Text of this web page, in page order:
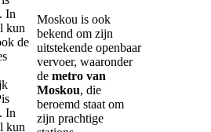
Moskou is ook
bekend om zijn
uitstekende openbaar
vervoer, waaronder
de metro van
Moskou, die
beroemd staat om
zijn prachtige